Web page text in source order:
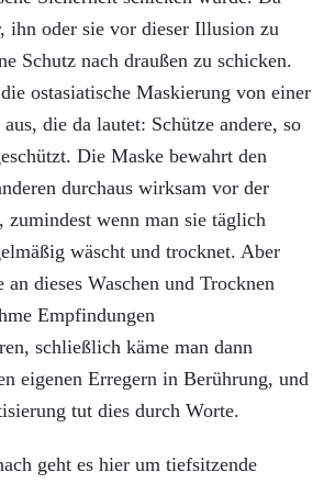
ihn oder sie vor dieser Illusion zu
Schutz nach draußen zu schicken.
ostasiatische Maskierung von einer
aus, die da lautet: Schütze andere, so
Die Maske bewahrt den
durchaus wirksam vor der
zumindest wenn man sie täglich
wäscht und trocknet. Aber
an dieses Waschen und Trocknen
Empfindungen
schließlich käme man dann
eigenen Erregern in Berührung, und
tut dies durch Worte.
geht es hier um tiefsitzende